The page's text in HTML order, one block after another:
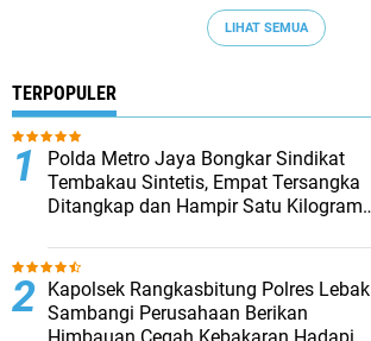
LIHAT SEMUA
TERPOPULER
‎Polda Metro Jaya Bongkar Sindikat
Tembakau Sintetis, Empat Tersangka
Ditangkap dan Hampir Satu Kilogram
Kapolsek Rangkasbitung Polres Lebak
Sambangi Perusahaan Berikan